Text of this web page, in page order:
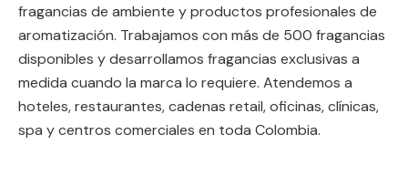
fragancias de ambiente y productos profesionales de
aromatización. Trabajamos con más de 500 fragancias
disponibles y desarrollamos fragancias exclusivas a
medida cuando la marca lo requiere. Atendemos a
hoteles, restaurantes, cadenas retail, oficinas, clínicas,
spa y centros comerciales en toda Colombia.